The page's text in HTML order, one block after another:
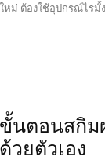
ใหม่ ต้องใช้อุปกรณ์ไรมั้ง
ขั้นตอนสกิม
ด้วยตัวเอง